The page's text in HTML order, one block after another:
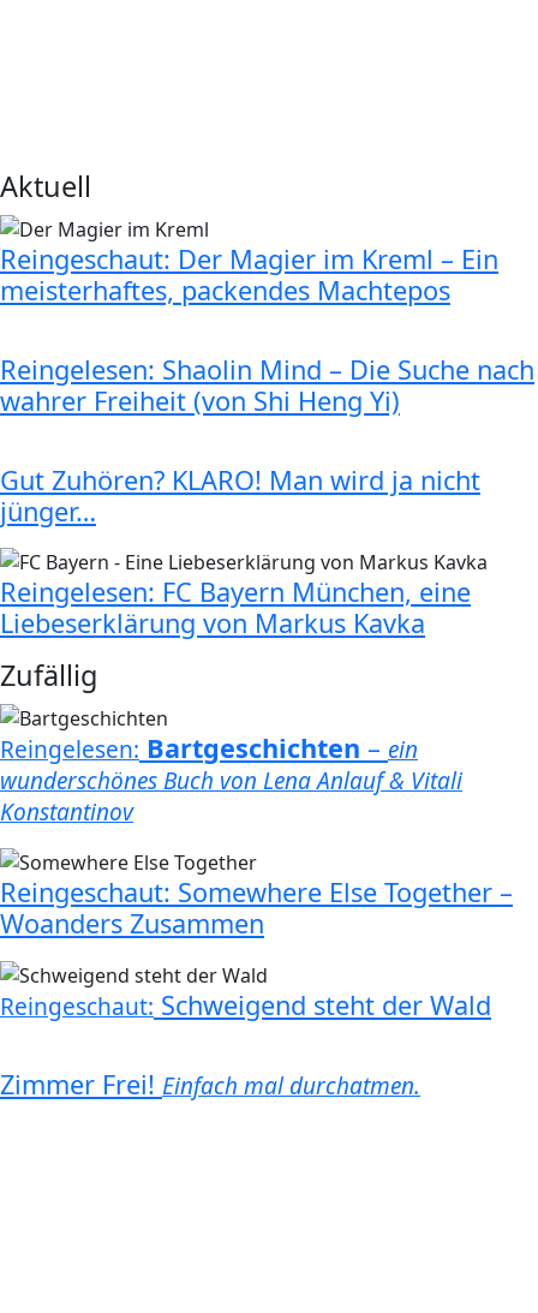
Aktuell
Reingeschaut: Der Magier im Kreml – Ein
meisterhaftes, packendes Machtepos
Reingelesen: Shaolin Mind – Die Suche nach
wahrer Freiheit (von Shi Heng Yi)
Gut Zuhören? KLARO! Man wird ja nicht
jünger…
Reingelesen: FC Bayern München, eine
Liebeserklärung von Markus Kavka
Zufällig
Reingelesen: Bartgeschichten – ein
wunderschönes Buch von Lena Anlauf & Vitali
Konstantinov
Reingeschaut: Somewhere Else Together –
Woanders Zusammen
Reingeschaut: Schweigend steht der Wald
Zimmer Frei! Einfach mal durchatmen.